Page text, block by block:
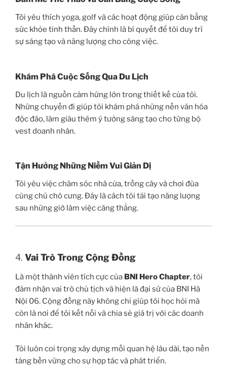
Tôi yêu thích yoga, golf và các hoạt động giúp cân bằng
sức khỏe tinh thần. Đây chính là bí quyết để tôi duy trì
sự sáng tạo và năng lượng cho công việc.
Khám Phá Cuộc Sống Qua Du Lịch
Du lịch là nguồn cảm hứng lớn trong thiết kế của tôi.
Những chuyến đi giúp tôi khám phá những nền văn hóa
độc đáo, làm giàu thêm ý tưởng sáng tạo cho từng bộ
vest doanh nhân.
Tận Hưởng Những Niềm Vui Giản Dị
Tôi yêu việc chăm sóc nhà cửa, trồng cây và chơi đùa
cùng chú chó cưng. Đây là cách tôi tái tạo năng lượng
sau những giờ làm việc căng thẳng.
4. Vai Trò Trong Cộng Đồng
Là một thành viên tích cực của BNI Hero Chapter, tôi
đảm nhận vai trò chủ tịch và hiện là đại sứ của BNI Hà
Nội 06. Cộng đồng này không chỉ giúp tôi học hỏi mà
còn là nơi để tôi kết nối và chia sẻ giá trị với các doanh
nhân khác.
Tôi luôn coi trọng xây dựng mối quan hệ lâu dài, tạo nền
tảng bền vững cho sự hợp tác và phát triển.